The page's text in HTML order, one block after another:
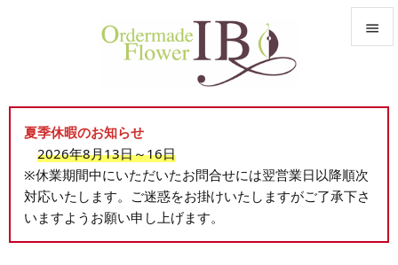


前へ

夏季休暇のお知らせ
2026年8月13日～16日
※休業期間中にいただいたお問合せには翌営業日以降順次
対応いたします。ご迷惑をお掛けいたしますがご了承下さ
いますようお願い申し上げます。